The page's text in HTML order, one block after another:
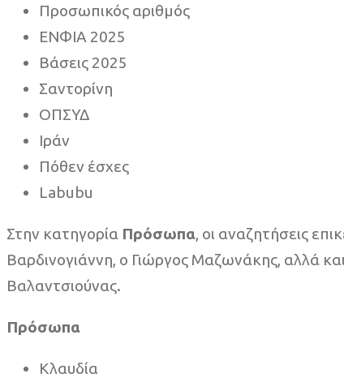
Προσωπικός αριθμός
ΕΝΦΙΑ 2025
Βάσεις 2025
Σαντορίνη
ΟΠΣΥΔ
Ιράν
Πόθεν έσχες
Labubu
Στην κατηγορία Πρόσωπα, οι αναζητήσεις
Βαρδινογιάννη, ο Γιώργος Μαζωνάκης, αλλά
Βαλαντσιούνας.
Πρόσωπα
Κλαυδία